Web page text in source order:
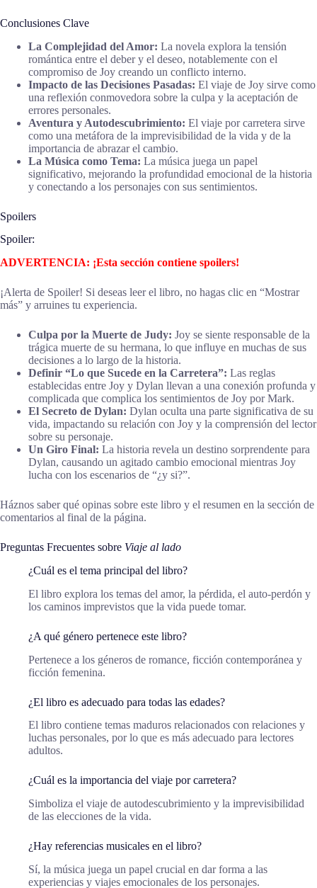
Conclusiones Clave
La Complejidad del Amor: La novela explora la tensión
romántica entre el deber y el deseo, notablemente con el
compromiso de Joy creando un conflicto interno.
Impacto de las Decisiones Pasadas: El viaje de Joy sirve como
una reflexión conmovedora sobre la culpa y la aceptación de
errores personales.
Aventura y Autodescubrimiento: El viaje por carretera sirve
como una metáfora de la imprevisibilidad de la vida y de la
importancia de abrazar el cambio.
La Música como Tema: La música juega un papel
significativo, mejorando la profundidad emocional de la historia
y conectando a los personajes con sus sentimientos.
Spoilers
Spoiler:
ADVERTENCIA: ¡Esta sección contiene spoilers!
¡Alerta de Spoiler! Si deseas leer el libro, no hagas clic en “Mostrar
más” y arruines tu experiencia.
Culpa por la Muerte de Judy: Joy se siente responsable de la
trágica muerte de su hermana, lo que influye en muchas de sus
decisiones a lo largo de la historia.
Definir “Lo que Sucede en la Carretera”: Las reglas
establecidas entre Joy y Dylan llevan a una conexión profunda y
complicada que complica los sentimientos de Joy por Mark.
El Secreto de Dylan: Dylan oculta una parte significativa de su
vida, impactando su relación con Joy y la comprensión del lector
sobre su personaje.
Un Giro Final: La historia revela un destino sorprendente para
Dylan, causando un agitado cambio emocional mientras Joy
lucha con los escenarios de “¿y si?”.
Háznos saber qué opinas sobre este libro y el resumen en la sección de
comentarios al final de la página.
Preguntas Frecuentes sobre Viaje al lado
¿Cuál es el tema principal del libro?
El libro explora los temas del amor, la pérdida, el auto-perdón y
los caminos imprevistos que la vida puede tomar.
¿A qué género pertenece este libro?
Pertenece a los géneros de romance, ficción contemporánea y
ficción femenina.
¿El libro es adecuado para todas las edades?
El libro contiene temas maduros relacionados con relaciones y
luchas personales, por lo que es más adecuado para lectores
adultos.
¿Cuál es la importancia del viaje por carretera?
Simboliza el viaje de autodescubrimiento y la imprevisibilidad
de las elecciones de la vida.
¿Hay referencias musicales en el libro?
Sí, la música juega un papel crucial en dar forma a las
experiencias y viajes emocionales de los personajes.